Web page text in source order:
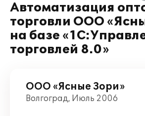
Автоматизация
торговли ООО
на базе
торговлей 8.0»
ООО «Ясные Зори»
Волгоград, Июль 2006